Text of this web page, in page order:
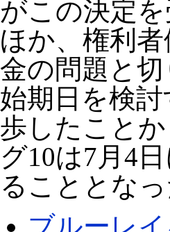
がこの決定
ほか、権利
金の問題と
始期日を検
歩したこと
グ10は7月4
ることとな